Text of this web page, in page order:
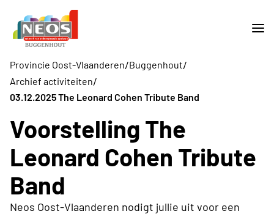
Provincie Oost-Vlaanderen/Buggenhout/
Archief activiteiten/
03.12.2025 The Leonard Cohen Tribute Band
Voorstelling The
Leonard Cohen Tribute
Band
Neos Oost-Vlaanderen nodigt jullie uit voor een